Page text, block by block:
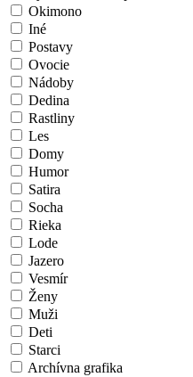
Okimono
Iné
Postavy
Ovocie
Nádoby
Dedina
Rastliny
Les
Domy
Humor
Satira
Socha
Rieka
Lode
Jazero
Vesmír
Ženy
Muži
Deti
Starci
Archívna grafika